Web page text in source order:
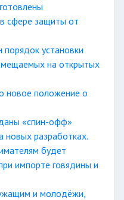
сфере защиты от
установки
на открытых
новое положение о
«спин-офф»
новых разработках.
будет
импорте говядины и
и молодёжи,